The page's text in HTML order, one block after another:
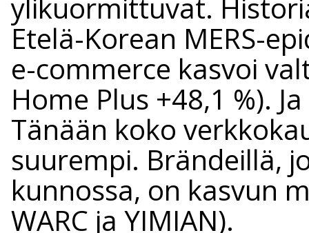
ylikuormittuvat.
Etelä-Korean MERS-
e-commerce kasvoi
Home Plus +48,1 %).
Tänään koko
suurempi. Brändeillä,
kunnossa, on kasvun
WARC ja YIMIAN).